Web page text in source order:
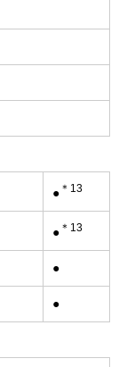
● ＊13
● ＊13
●
●